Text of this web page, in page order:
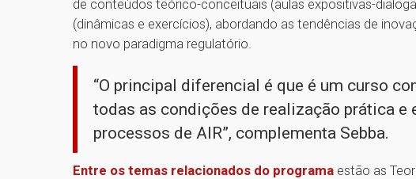
de conteúdos teórico-conceituais (aulas expositivas-
(dinâmicas e exercícios), abordando as tendências de
no novo paradigma regulatório.
“O principal diferencial é que é um curso
todas as condições de realização prática e
processos de AIR”, complementa Sebba.
Entre os temas relacionados do programa estão as